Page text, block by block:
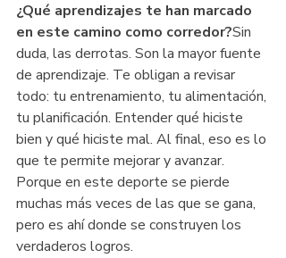
¿Qué aprendizajes te han marcado
en este camino como corredor?Sin
duda, las derrotas. Son la mayor fuente
de aprendizaje. Te obligan a revisar
todo: tu entrenamiento, tu alimentación,
tu planificación. Entender qué hiciste
bien y qué hiciste mal. Al final, eso es lo
que te permite mejorar y avanzar.
Porque en este deporte se pierde
muchas más veces de las que se gana,
pero es ahí donde se construyen los
verdaderos logros.